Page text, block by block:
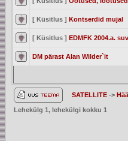
[ Küsitlus ] Kontserdid mujal
[ Küsitlus ] EDMFK 2004.a.
DM pärast Alan Wilder`it
SATELLITE ->
Lehekülg 1, lehekülgi kokku 1